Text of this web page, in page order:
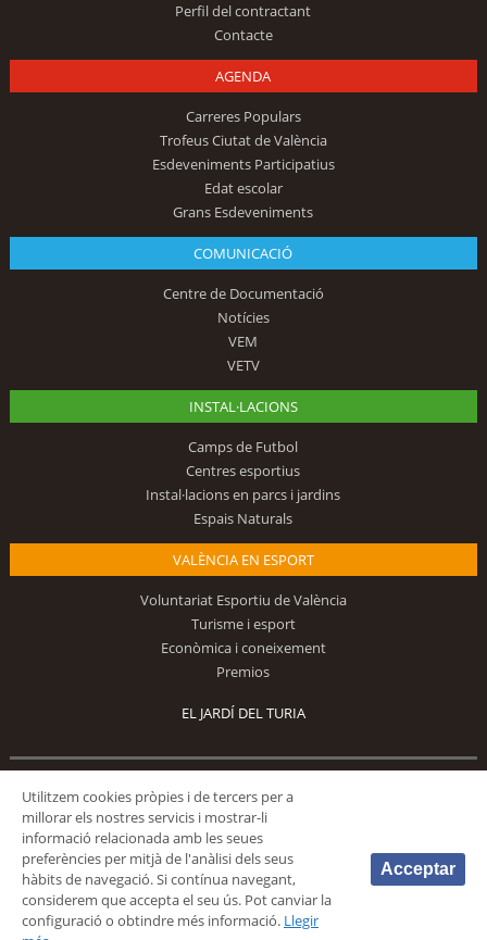
Perfil del contractant
Contacte
AGENDA
Carreres Populars
Trofeus Ciutat de València
Esdeveniments Participatius
Edat escolar
Grans Esdeveniments
COMUNICACIÓ
Centre de Documentació
Notícies
VEM
VETV
INSTAL·LACIONS
Camps de Futbol
Centres esportius
Instal·lacions en parcs i jardins
Espais Naturals
VALÈNCIA EN ESPORT
Voluntariat Esportiu de València
Turisme i esport
Econòmica i coneixement
Premios
EL JARDÍ DEL TURIA
© 2026 Fundación Deportiva Municipal Valencia |AVÍS LEGAL
Utilitzem cookies pròpies i de tercers per a
millorar els nostres servicis i mostrar-li
informació relacionada amb les seues
preferències per mitjà de l'anàlisi dels seus
hàbits de navegació. Si contínua navegant,
considerem que accepta el seu ús. Pot canviar la
configuració o obtindre més informació. Llegir
Acceptar